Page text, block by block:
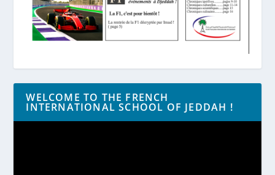
WELCOME TO THE FRENCH
INTERNATIONAL SCHOOL OF JEDDAH !
Lecteur